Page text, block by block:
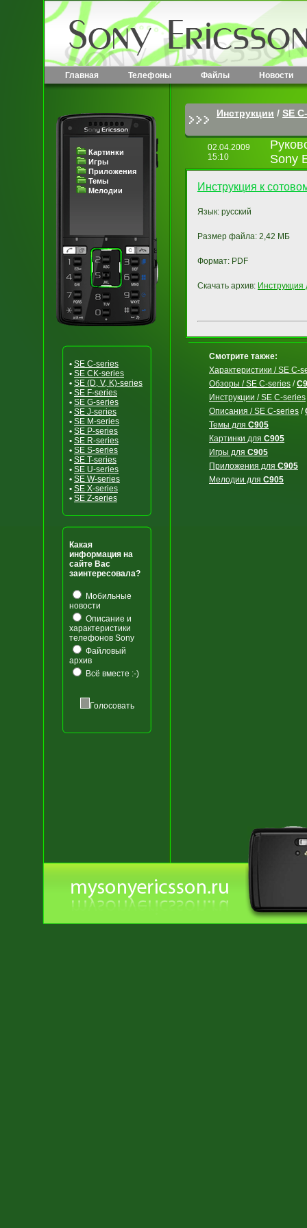
Главная Телефоны Файлы Новости
Картинки
Игры
Приложения
Темы
Мелодии
• SE C-series
• SE CK-series
• SE (D, V, K)-series
• SE F-series
• SE G-series
• SE J-series
• SE M-series
• SE P-series
• SE R-series
• SE S-series
• SE T-series
• SE U-series
• SE W-series
• SE X-series
• SE Z-series
Какая
информация на
сайте Вас
заинтересовала?
Мобильные
новости
Описание и
характеристики
телефонов Sony
Файловый
архив
Всё вместе :-)
Голосовать
Инструкции / SE
02.04.2009
15:10
Sony
Инструкция к
Язык: русский
Размер файла: 2,42 МБ
Формат: PDF
Скачать архив:
Смотрите также:
Характеристики / SE C-
Обзоры / SE C-series /
Инструкции / SE C-series
Описания / SE C-series /
Темы для C905
Картинки для C905
Игры для C905
Приложения для C905
Мелодии для C905